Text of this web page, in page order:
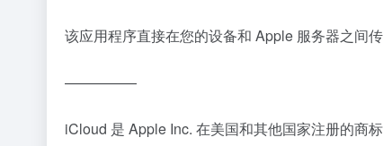
该应用程序直接在您的设备和 Apple 服务器之间
—————
iCloud 是 Apple Inc. 在美国和其他国家注册的商标